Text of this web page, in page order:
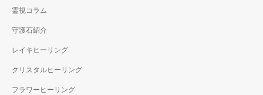
霊視コラム
守護石紹介
レイキヒーリング
クリスタルヒーリング
フラワーヒーリング